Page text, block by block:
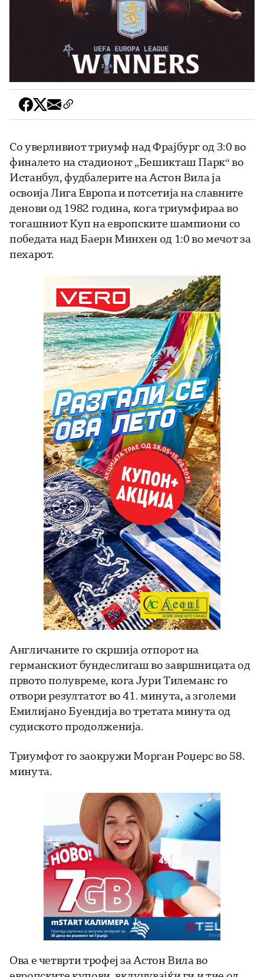
Со уверливиот триумф над Фрајбург од 3:0 во
финалето на стадионот „Бешикташ Парк“ во
Истанбул, фудбалерите на Астон Вила ја
освоија Лига Европа и потсетија на славните
денови од 1982 година, кога триумфираа во
тогашниот Куп на европските шампиони со
победата над Баерн Минхен од 1:0 во мечот за
пехарот.
Англичаните го скршија отпорот на
германскиот бундеслигаш во завршницата од
првото полувреме, кога Јури Тилеманс го
отвори резултатот во 41. минута, а зголеми
Емилијано Буендија во третата минута од
судиското продолженија.
Триумфот го заокружи Морган Роџерс во 58.
минута.
Ова е четврти трофеј за Астон Вила во